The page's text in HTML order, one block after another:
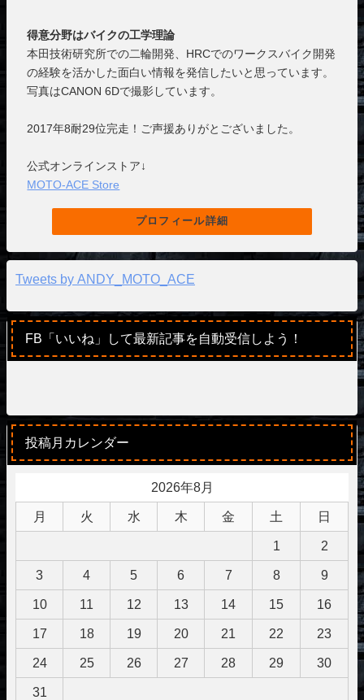
得意分野はバイクの工学理論
本田技術研究所での二輪開発、HRCでのワークスバイク開発
の経験を活かした面白い情報を発信したいと思っています。
写真はCANON 6Dで撮影しています。
2017年8耐29位完走！ご声援ありがとございました。
公式オンラインストア↓
MOTO-ACE Store
プロフィール詳細
Tweets by ANDY_MOTO_ACE
FB「いいね」して最新記事を自動受信しよう！
投稿月カレンダー
2026年8月
月 火 水 木 金 土 日
1 2
3 4 5 6 7 8 9
10 11 12 13 14 15 16
17 18 19 20 21 22 23
24 25 26 27 28 29 30
31